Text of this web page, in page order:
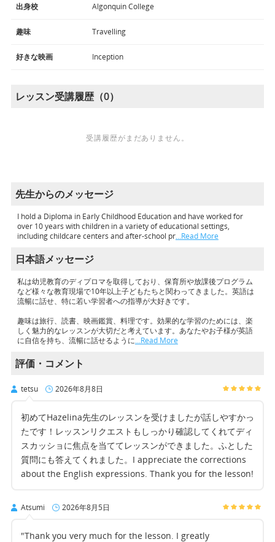
出身校 Algonquin College
趣味 Travelling
好きな映画 Inception
レッスン受講履歴（0）
受講履歴がまだありません。
先生からのメッセージ
I hold a Diploma in Early Childhood Education and have worked for
over 10 years with children in a variety of educational settings,
including childcare centers and after-school pr…Read More
日本語メッセージ
私は幼児教育のディプロマを取得しており、保育所や放課後プログラム
など様々な教育現場で10年以上子どもたちと関わってきました。英語は
流暢に話せ、特に若い学習者への指導が大好きです。
趣味は旅行、読書、映画鑑賞、料理です。効果的な学習のためには、楽
しく魅力的なレッスンが大切だと考えています。あなたやお子様が英語
に自信を持ち、流暢に話せるように…Read More
評価・コメント
tetsu 2026年8月8日
初めてHazelina先生のレッスンを受けましたが話しやすかっ
たです！レッスンリクエストもしっかり確認してくれてディ
スカッショに焦点を当ててレッスンができました。ふとした
質問にも答えてくれました。I appreciate the corrections
about the English expressions. Thank you for the lesson!
Atsumi 2026年8月5日
"Thank you very much for the lesson. I greatly